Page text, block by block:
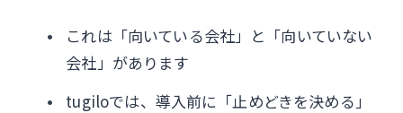
これは「向いている会社」と「向いていない
会社」があります
tugiloでは、導入前に「止めどきを決める」